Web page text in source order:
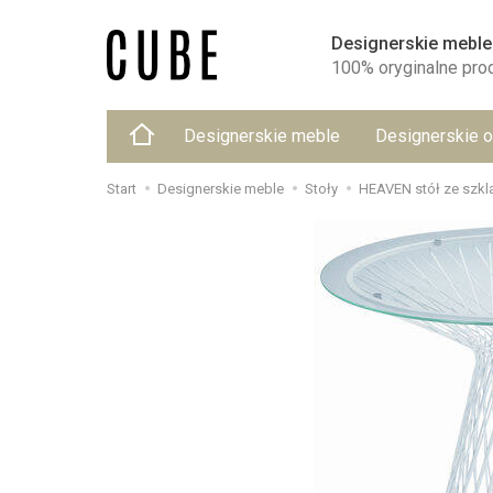
Designerskie
100% oryginalne
Designerskie meble Designerskie
Start Designerskie meble Stoły HEAVEN stół ze